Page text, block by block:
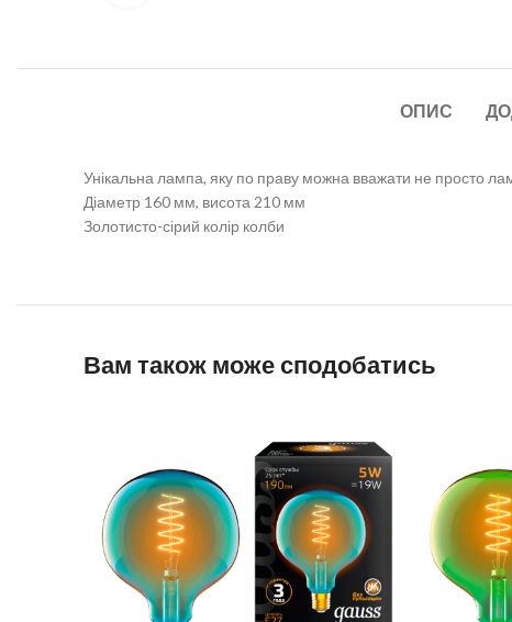
ОПИС
Унікальна лампа, яку по праву можна вважати не просто
Діаметр 160 мм, висота 210 мм
Золотисто-сірий колір колби
Вам також може сподобатись